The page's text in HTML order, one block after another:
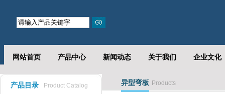
网站首页 产品中心 新闻动态 关于我们 企业文化
产品目录 Product Catalog 异型弯板 Products